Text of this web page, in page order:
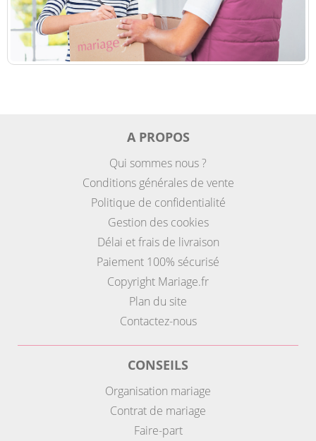
A PROPOS
Qui sommes nous ?
Conditions générales de vente
Politique de confidentialité
Gestion des cookies
Délai et frais de livraison
Paiement 100% sécurisé
Copyright Mariage.fr
Plan du site
Contactez-nous
CONSEILS
Organisation mariage
Contrat de mariage
Faire-part